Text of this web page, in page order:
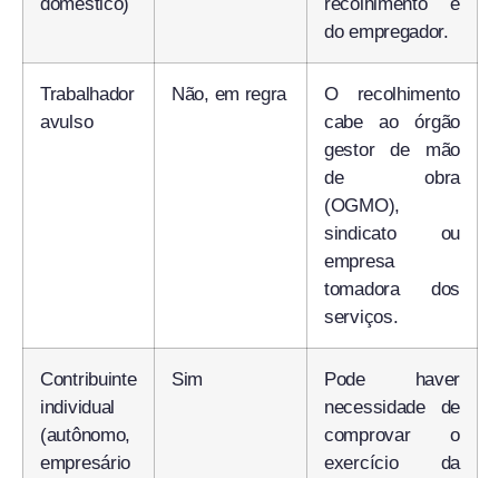
do empregador.
Trabalhador
avulso
Não, em regra
O recolhimento
cabe ao órgão
gestor de mão
de obra
(OGMO),
sindicato ou
empresa
tomadora dos
serviços.
Contribuinte
individual
(autônomo,
empresário
Sim
Pode haver
necessidade de
comprovar o
exercício da